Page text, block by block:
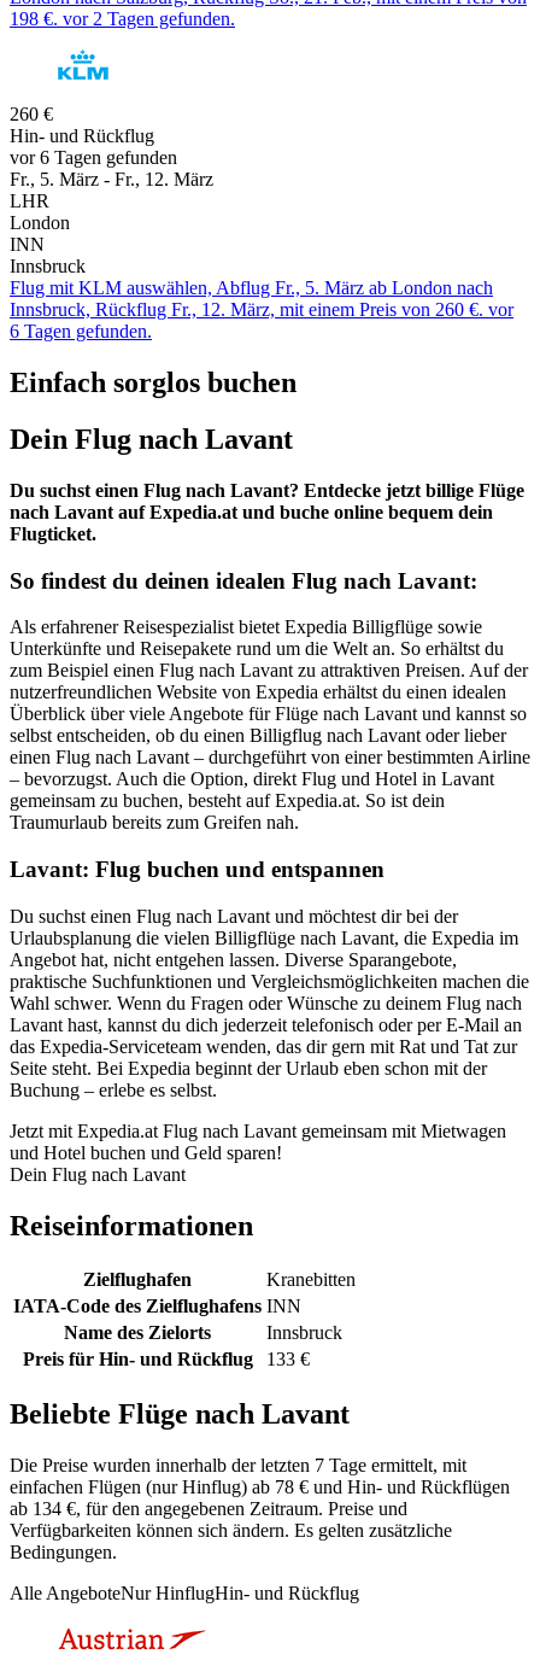
198 €. vor 2 Tagen gefunden.
260 €
Hin- und Rückflug
vor 6 Tagen gefunden
Fr., 5. März - Fr., 12. März
LHR
London
INN
Innsbruck
Flug mit KLM auswählen, Abflug Fr., 5. März ab London nach
Innsbruck, Rückflug Fr., 12. März, mit einem Preis von 260 €. vor
6 Tagen gefunden.
Einfach sorglos buchen
Dein Flug nach Lavant
Du suchst einen Flug nach Lavant? Entdecke jetzt billige Flüge
nach Lavant auf Expedia.at und buche online bequem dein
Flugticket.
So findest du deinen idealen Flug nach Lavant:
Als erfahrener Reisespezialist bietet Expedia Billigflüge sowie
Unterkünfte und Reisepakete rund um die Welt an. So erhältst du
zum Beispiel einen Flug nach Lavant zu attraktiven Preisen. Auf der
nutzerfreundlichen Website von Expedia erhältst du einen idealen
Überblick über viele Angebote für Flüge nach Lavant und kannst so
selbst entscheiden, ob du einen Billigflug nach Lavant oder lieber
einen Flug nach Lavant – durchgeführt von einer bestimmten Airline
– bevorzugst. Auch die Option, direkt Flug und Hotel in Lavant
gemeinsam zu buchen, besteht auf Expedia.at. So ist dein
Traumurlaub bereits zum Greifen nah.
Lavant: Flug buchen und entspannen
Du suchst einen Flug nach Lavant und möchtest dir bei der
Urlaubsplanung die vielen Billigflüge nach Lavant, die Expedia im
Angebot hat, nicht entgehen lassen. Diverse Sparangebote,
praktische Suchfunktionen und Vergleichsmöglichkeiten machen die
Wahl schwer. Wenn du Fragen oder Wünsche zu deinem Flug nach
Lavant hast, kannst du dich jederzeit telefonisch oder per E-Mail an
das Expedia-Serviceteam wenden, das dir gern mit Rat und Tat zur
Seite steht. Bei Expedia beginnt der Urlaub eben schon mit der
Buchung – erlebe es selbst.
Jetzt mit Expedia.at Flug nach Lavant gemeinsam mit Mietwagen
und Hotel buchen und Geld sparen!
Dein Flug nach Lavant
Reiseinformationen
Zielflughafen
Kranebitten
IATA-Code des Zielflughafens INN
Name des Zielorts
Innsbruck
Preis für Hin- und Rückflug
133 €
Beliebte Flüge nach Lavant
Die Preise wurden innerhalb der letzten 7 Tage ermittelt, mit
einfachen Flügen (nur Hinflug) ab 78 € und Hin- und Rückflügen
ab 134 €, für den angegebenen Zeitraum. Preise und
Verfügbarkeiten können sich ändern. Es gelten zusätzliche
Bedingungen.
Alle AngeboteNur HinflugHin- und Rückflug